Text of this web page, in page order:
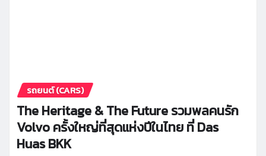
รถยนต์ (CARS)
The Heritage & The Future รวมพลคนรัก
Volvo ครั้งใหญ่ที่สุดแห่งปีในไทย ที่ Das
Huas BKK